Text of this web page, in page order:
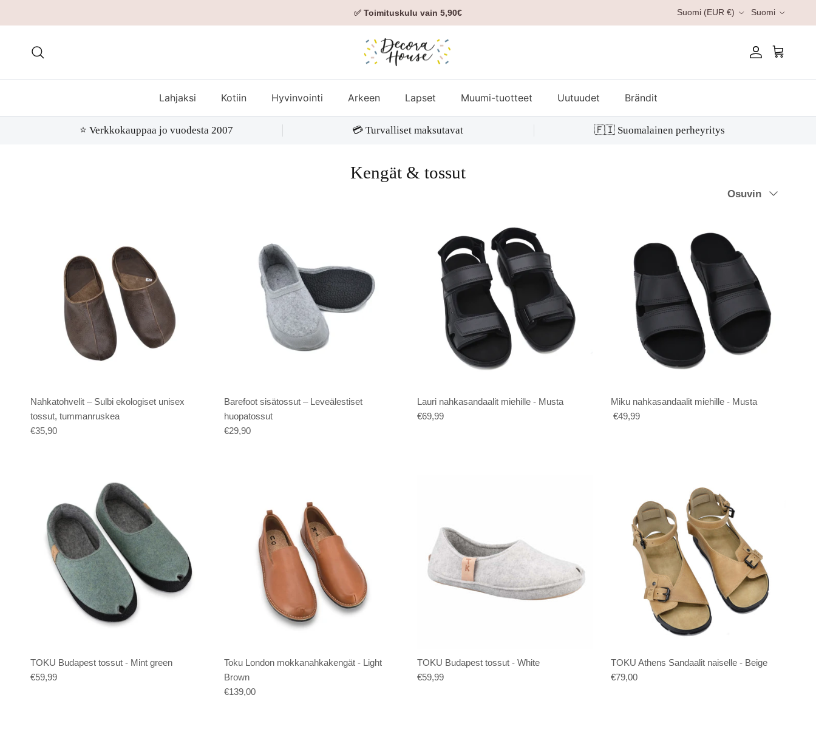
✅ Toimituskulu vain 5,90€ Suomi (EUR €) Suomi
Tili Ostoskori
Lahjaksi Kotiin Hyvinvointi Arkeen Lapset Muumi-tuotteet Uutuudet Brändit
⭐️ Verkkokauppaa jo vuodesta 2007 💳 Turvalliset maksutavat 🇫🇮 Suomalainen perheyritys
Kengät & tossut
Järjestä
Osuvin
Nahkatohvelit – Sulbi ekologiset unisex
tossut, tummanruskea
€35,90
Barefoot sisätossut – Leveälestiset
huopatossut
€29,90
Lauri nahkasandaalit miehille - Musta
€69,99
Miku nahkasandaalit miehille - Musta
€49,99
TOKU Budapest tossut - Mint green
€59,99
Toku London mokkanahkakengät - Light
Brown
€139,00
TOKU Budapest tossut - White
€59,99
TOKU Athens Sandaalit naiselle - Beige
€79,00